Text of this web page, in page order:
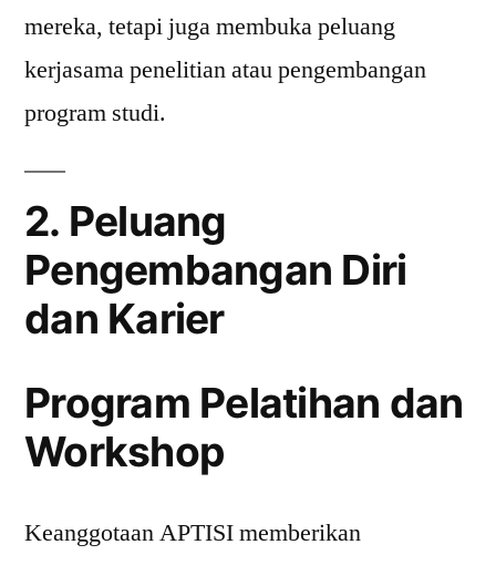
mereka, tetapi juga membuka peluang
kerjasama penelitian atau pengembangan
program studi.
2. Peluang
Pengembangan Diri
dan Karier
Program Pelatihan dan
Workshop
Keanggotaan APTISI memberikan